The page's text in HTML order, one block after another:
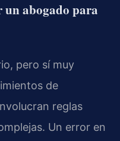
abogado para
pero sí muy
de
reglas
Un error en